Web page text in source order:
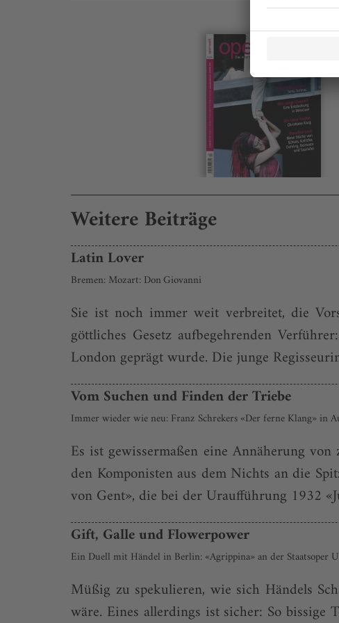
Weitere Beiträge
Latin Lover
Bremen: Mozart: Don Giovanni
Sie ist noch immer weit verbreitet, die
göttliches Gesetz aufbegehrenden
London geprägt wurde. Die junge
Vom Suchen und Finden der Triebe
Immer wieder wie neu: Franz Schrekers «Der ferne Klang» in
Es ist gewissermaßen eine Annäherung
den Komponisten aus dem Nichts an die
von Gent», die bei der Uraufführung 1932
Gift, Galle und Flowerpower
Ein Duell mit Händel in Berlin: «Agrippina» an der Staatsoper
Müßig zu spekulieren, wie sich Händels
wäre. Eines allerdings ist sicher: So bissige